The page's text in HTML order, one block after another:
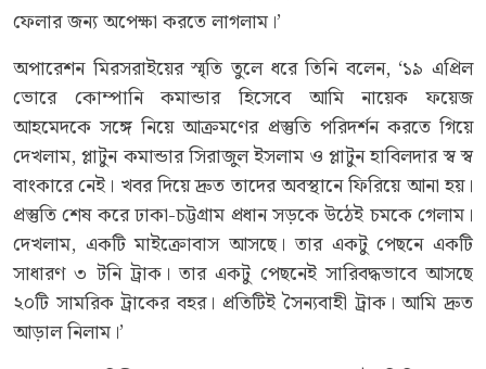
ফেলার জন্য অপেক্ষা করতে লাগলাম।’
অপারেশন মিরসরাইয়ের স্মৃতি তুলে ধরে তিনি বলেন, ‘১৯ এপ্রিল
ভোরে কোম্পানি কমান্ডার হিসেবে আমি নায়েক ফয়েজ
আহমেদকে সঙ্গে নিয়ে আক্রমণের প্রস্তুতি পরিদর্শন করতে গিয়ে
দেখলাম, প্লাটুন কমান্ডার সিরাজুল ইসলাম ও প্লাটুন হাবিলদার স্ব স্ব
বাংকারে নেই। খবর দিয়ে দ্রুত তাদের অবস্থানে ফিরিয়ে আনা হয়।
প্রস্তুতি শেষ করে ঢাকা-চট্টগ্রাম প্রধান সড়কে উঠেই চমকে গেলাম।
দেখলাম, একটি মাইক্রোবাস আসছে। তার একটু পেছনে একটি
সাধারণ ৩ টনি ট্রাক। তার একটু পেছনেই সারিবদ্ধভাবে আসছে
২০টি সামরিক ট্রাকের বহর। প্রতিটিই সৈন্যবাহী ট্রাক। আমি দ্রুত
আড়াল নিলাম।’